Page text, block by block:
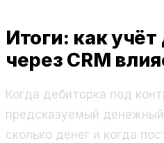
Итоги: как
через CRM
Когда дебиторка под
предсказуемый
сколько денег и когда